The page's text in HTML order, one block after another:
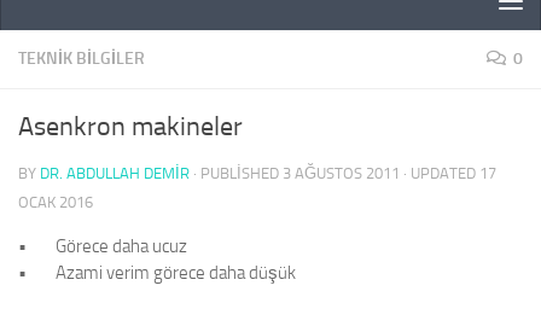
TEKNIK BILGILER 0
Asenkron makineler
BY DR. ABDULLAH DEMİR · PUBLISHED 3 AĞUSTOS 2011 · UPDATED 17
OCAK 2016
•
Görece daha ucuz
•
Azami verim görece daha düşük